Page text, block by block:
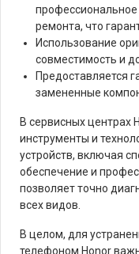
профессиональное
ремонта, что
Использование
совместимость и
Предоставляется
замененные
В сервисных центрах
инструменты и
устройств, включая
обеспечение и
позволяет точно
всех видов.
В целом, для
телефоном Honor